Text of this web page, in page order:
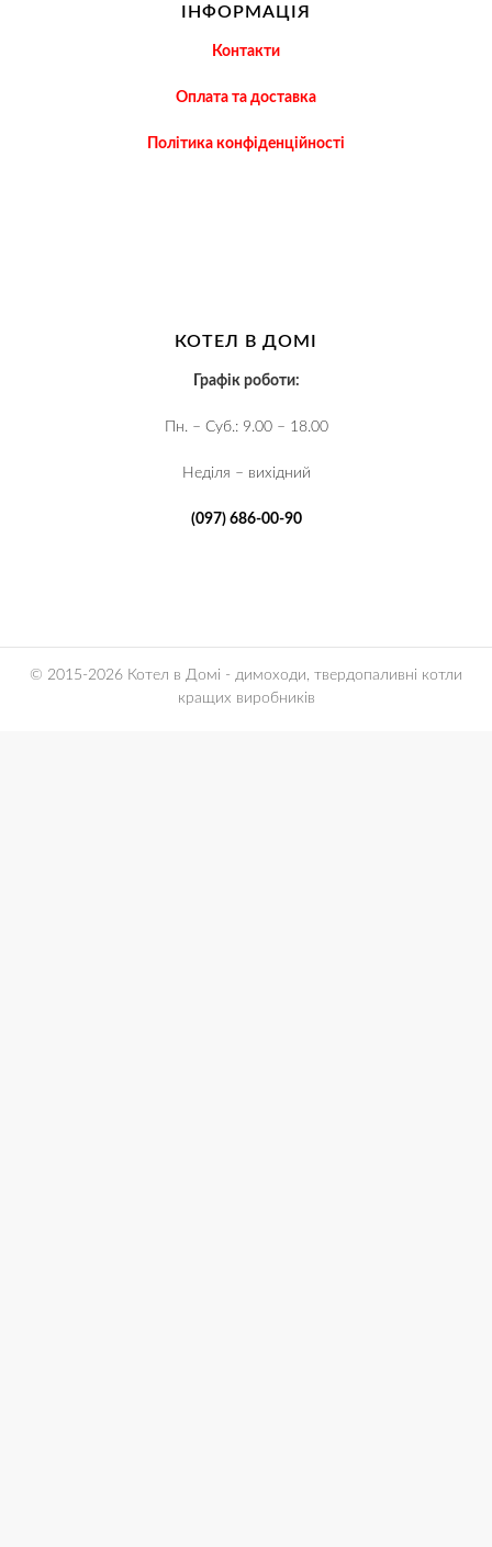
ІНФОРМАЦІЯ
Контакти
Оплата та доставка
Політика конфіденційності
КОТЕЛ В ДОМІ
Графік роботи:
Пн. – Суб.: 9.00 – 18.00
Неділя – вихідний
(097) 686-00-90
© 2015-2026 Котел в Домі - димоходи, твердопаливні котли
кращих виробників